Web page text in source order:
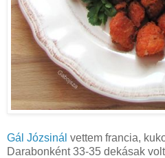
Gál Józsinál vettem francia,
Darabonként 33-35 dekásak